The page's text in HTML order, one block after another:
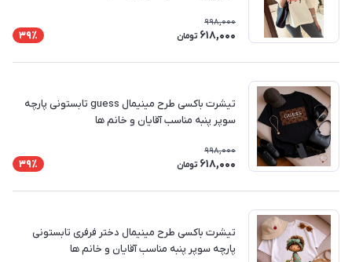
998,000
618,000 تومان 39٪
تیشرت باکسی طرح مینیمال guess تابستونی پارچه
سوپر پنبه مناسب آقایان و خانم ها
998,000
618,000 تومان 39٪
تیشرت باکسی طرح مینیمال دختر فرفری تابستونی
پارچه سوپر پنبه مناسب آقایان و خانم ها